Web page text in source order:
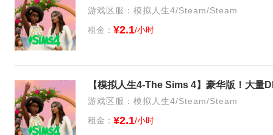
游戏区服：模拟人生4/Steam/Steam
租金： ¥2.1/小时
【模拟人生4-The Sims 4】豪华版！大量
游戏区服：模拟人生4/Steam/Steam
租金： ¥2.1/小时